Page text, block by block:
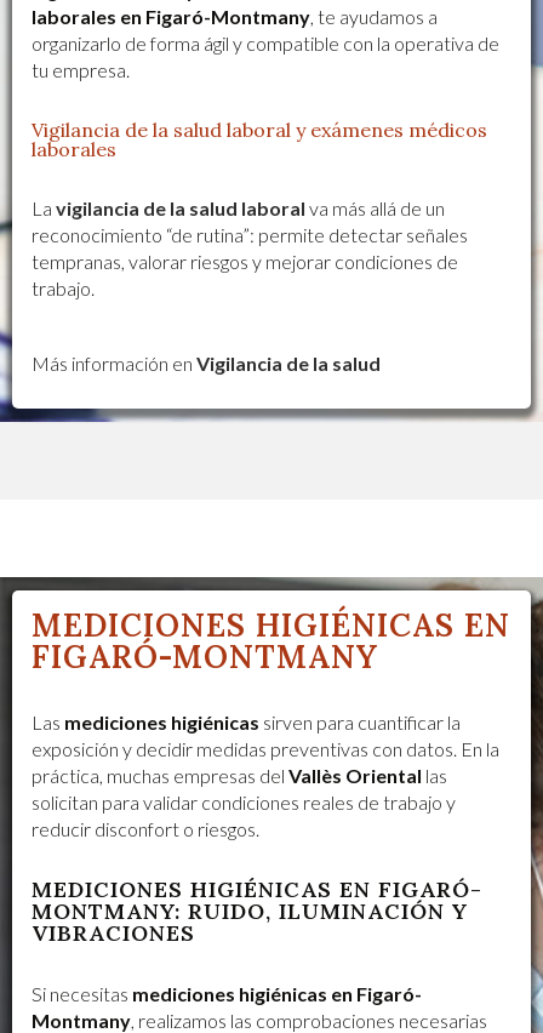
laborales en Figaró-Montmany, te ayudamos a
organizarlo de forma ágil y compatible con la operativa de
tu empresa.
Vigilancia de la salud laboral y exámenes médicos
laborales
La vigilancia de la salud laboral va más allá de un
reconocimiento “de rutina”: permite detectar señales
tempranas, valorar riesgos y mejorar condiciones de
trabajo.
Más información en Vigilancia de la salud
MEDICIONES HIGIÉNICAS EN
FIGARÓ-MONTMANY
Las mediciones higiénicas sirven para cuantificar la
exposición y decidir medidas preventivas con datos. En la
práctica, muchas empresas del Vallès Oriental las
solicitan para validar condiciones reales de trabajo y
reducir disconfort o riesgos.
MEDICIONES HIGIÉNICAS EN FIGARÓ-
MONTMANY: RUIDO, ILUMINACIÓN Y
VIBRACIONES
Si necesitas mediciones higiénicas en Figaró-
Montmany, realizamos las comprobaciones necesarias